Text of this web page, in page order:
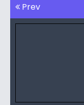
Prev